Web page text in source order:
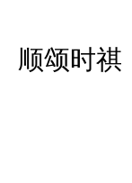
顺颂时祺